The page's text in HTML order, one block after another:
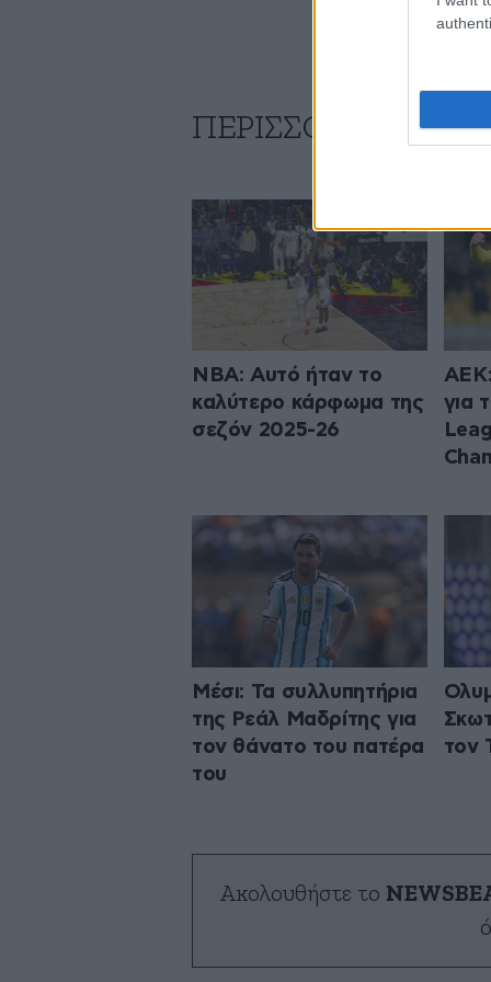
ΠΕΡΙΣΣΟΤΕΡΑ ΑΠΟ
NBA: Αυτό ήταν το
καλύτερο κάρφωμα της
σεζόν 2025-26
για
Μέσι: Τα συλλυπητήρια
της Ρεάλ Μαδρίτης για
τον θάνατο του πατέρα
του
τον
Ακολουθήστε το